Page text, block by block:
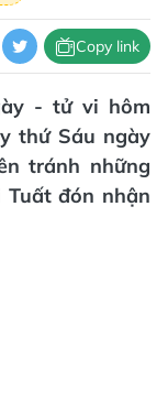
Copy link
- tử vi hôm
thứ Sáu ngày
tránh những
Tuất đón nhận